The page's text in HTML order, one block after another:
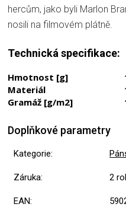
hercům, jako byli Marlon
nosili na filmovém plátně.
Technická specifikace:
Hmotnost [g]
Materiál
Gramáž [g/m2]
Doplňkové parametry
Kategorie:
Záruka: 2
EAN: